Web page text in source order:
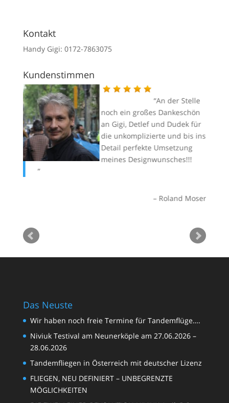
Kontakt
Handy Gigi: 0172-7863075
Kundenstimmen
An der Stelle
noch ein großes Dankeschön
an Gigi, Detlef und Dudek für
die unkomplizierte und bis ins
Detail perfekte Umsetzung
meines Designwunsches!!!
Roland Moser
Das Neuste
Wir haben noch freie Termine für Tandemflüge….
Niviuk Testival am Neunerköple am 27.06.2026 –
28.06.2026
Tandemfliegen in Österreich mit deutscher Lizenz
FLIEGEN, NEU DEFINIERT – UNBEGRENZTE
MÖGLICHKEITEN